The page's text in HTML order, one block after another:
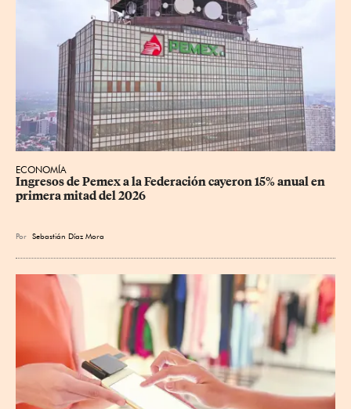
ECONOMÍA
Ingresos de Pemex a la Federación cayeron 15% anual en
primera mitad del 2026
Por Sebastián Díaz Mora